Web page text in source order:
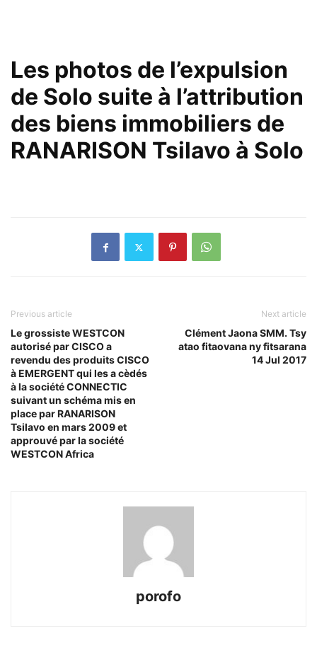
Les photos de l’expulsion
de Solo suite à l’attribution
des biens immobiliers de
RANARISON Tsilavo à Solo
Previous article
Le grossiste WESTCON
autorisé par CISCO a
revendu des produits CISCO
à EMERGENT qui les a cèdés
à la société CONNECTIC
suivant un schéma mis en
place par RANARISON
Tsilavo en mars 2009 et
approuvé par la société
WESTCON Africa
Next article
Clément Jaona SMM. Tsy
atao fitaovana ny fitsarana
14 Jul 2017
porofo